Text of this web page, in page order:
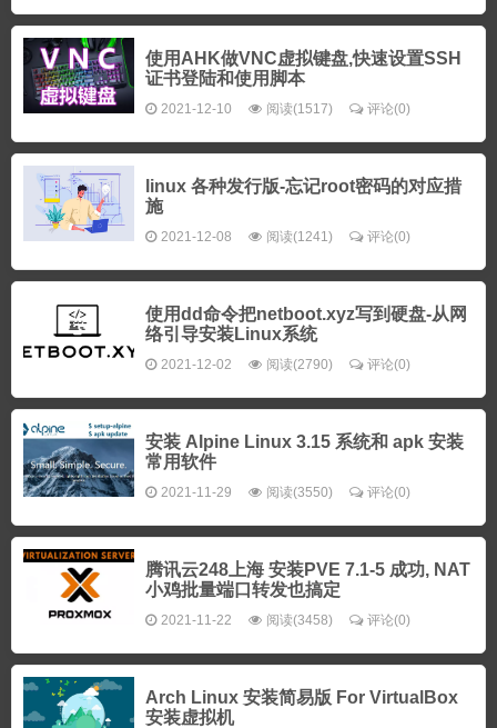
使用AHK做VNC虚拟键盘,快速设置SSH
证书登陆和使用脚本
2021-12-10 阅读(1517) 评论(0)
linux 各种发行版-忘记root密码的对应措
施
2021-12-08 阅读(1241) 评论(0)
使用dd命令把netboot.xyz写到硬盘-从网
络引导安装Linux系统
2021-12-02 阅读(2790) 评论(0)
安装 Alpine Linux 3.15 系统和 apk 安装
常用软件
2021-11-29 阅读(3550) 评论(0)
腾讯云248上海 安装PVE 7.1-5 成功, NAT
小鸡批量端口转发也搞定
2021-11-22 阅读(3458) 评论(0)
Arch Linux 安装简易版 For VirtualBox
安装虚拟机